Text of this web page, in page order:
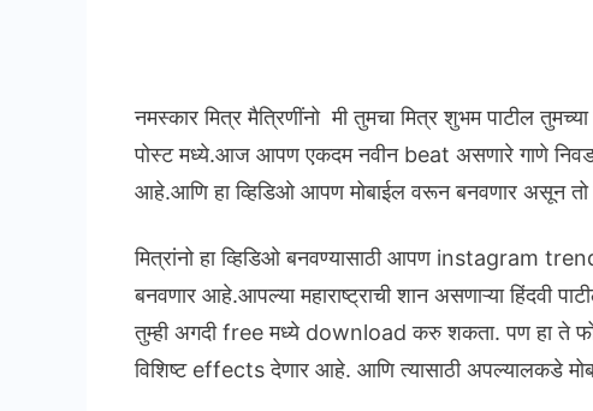
नमस्कार मित्र मैत्रिणींनो मी तुमचा मित्र शुभम पाटील
पोस्ट मध्ये.आज आपण एकदम नवीन beat असणारे गाणे
आहे.आणि हा व्हिडिओ आपण मोबाईल वरून बनवणार असून
मित्रांनो हा व्हिडिओ बनवण्यासाठी आपण instagram
बनवणार आहे.आपल्या महाराष्ट्राची शान असणाऱ्या
तुम्ही अगदी free मध्ये download करु शकता. पण हा ते
विशिष्ट effects देणार आहे. आणि त्यासाठी अपल्यालकडे